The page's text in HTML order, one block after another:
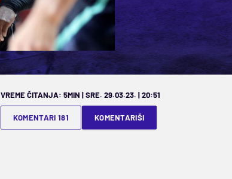
VREME ČITANJA: 5MIN | SRE. 29.03.23. | 20:51
KOMENTARI 181 KOMENTARIŠI